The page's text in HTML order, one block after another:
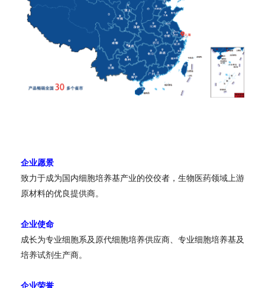
企业愿景
致力于成为国内细胞培养基产业的佼佼者，生物医药领域上游
原材料的优良提供商。
企业使命
成长为专业细胞系及原代细胞培养供应商、专业细胞培养基及
培养试剂生产商。
企业荣誉